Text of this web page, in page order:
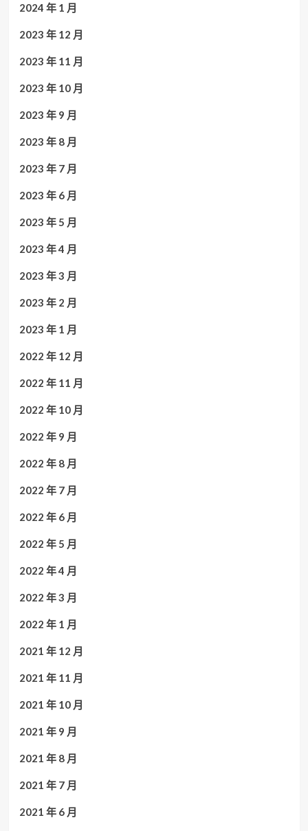
2024 年 1 月
2023 年 12 月
2023 年 11 月
2023 年 10 月
2023 年 9 月
2023 年 8 月
2023 年 7 月
2023 年 6 月
2023 年 5 月
2023 年 4 月
2023 年 3 月
2023 年 2 月
2023 年 1 月
2022 年 12 月
2022 年 11 月
2022 年 10 月
2022 年 9 月
2022 年 8 月
2022 年 7 月
2022 年 6 月
2022 年 5 月
2022 年 4 月
2022 年 3 月
2022 年 1 月
2021 年 12 月
2021 年 11 月
2021 年 10 月
2021 年 9 月
2021 年 8 月
2021 年 7 月
2021 年 6 月